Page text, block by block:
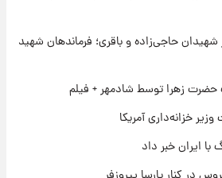
تغییر کرد
حاجی‌زاده و باقری؛ فرماندهان شهید
حضرت زهرا توسط شادمهر + فیلم
خزانه‌داری آمریکا
ایران خبر داد